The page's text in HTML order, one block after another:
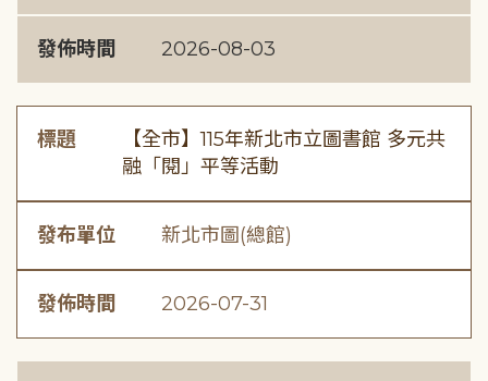
發佈時間 2026-08-03
標題
【全市】115年新北市立圖書館 多元共
融「閱」平等活動
發布單位 新北市圖(總館)
發佈時間 2026-07-31